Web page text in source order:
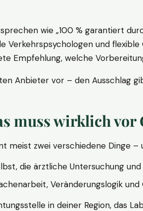
wie „100 % garantiert
Verkehrspsychologen und
Empfehlung, welche
Anbieter vor – den Ausschlag
muss wirklich vor
meist zwei verschiedene Dinge
die ärztliche Untersuchung
Veränderungslogik
in deiner Region, das